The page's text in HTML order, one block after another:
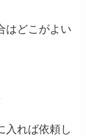
はどこがよい
入れば依頼し